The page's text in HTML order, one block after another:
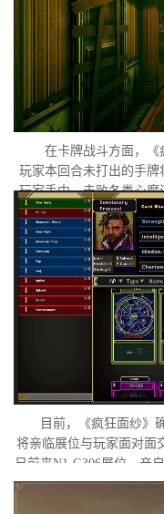
在卡牌战斗方面，
玩家本回合未打出的手牌
玩家手中。击败各类心
发扭曲的梦境敌人。在
风，刻意保留低分辨率下
神
目前，《疯狂面纱》
将亲临展位与玩家面对面
日前来N1-G306展位，亲
智